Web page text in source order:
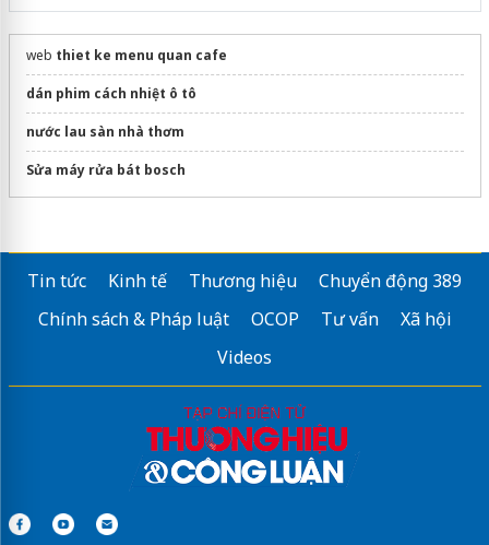
web thiet ke menu quan cafe
dán phim cách nhiệt ô tô
nước lau sàn nhà thơm
Sửa máy rửa bát bosch
Tin tức Kinh tế Thương hiệu
Chuyển động 389
Chính sách & Pháp luật
OCOP Tư vấn
Xã hội
Videos